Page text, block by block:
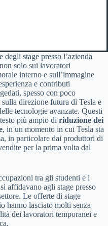
stage presso l’azienda
solo sui lavoratori
interno e sull’immagine
e contributi
spesso con poco
direzione futura di Tesla e
tecnologie avanzate. Questi
più ampio di riduzione dei
, in un momento in cui Tesla sta
in particolare dai produttori di
per la prima volta dal
tra gli studenti e i
affidavano agli stage presso
Le offerte di stage
hanno lasciato molti senza
dei lavoratori temporanei e